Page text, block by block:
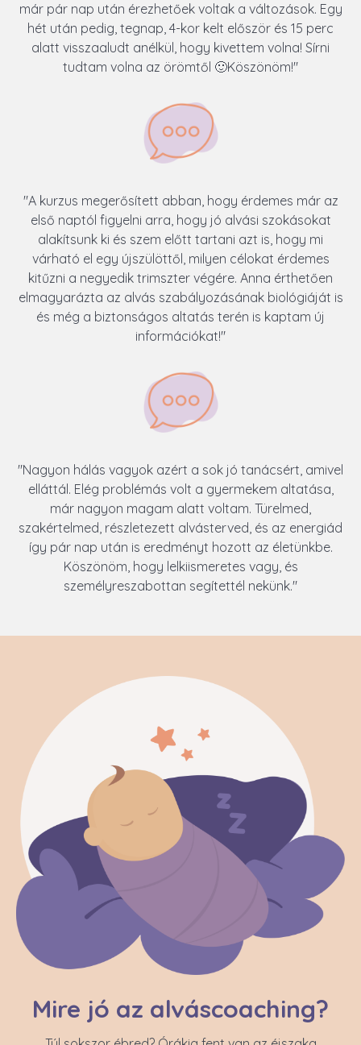
már pár nap után érezhetőek voltak a változások. Egy
hét után pedig, tegnap, 4-kor kelt először és 15 perc
alatt visszaaludt anélkül, hogy kivettem volna! Sírni
tudtam volna az örömtől 🙂Köszönöm!"
"A kurzus megerősített abban, hogy érdemes már az
első naptól figyelni arra, hogy jó alvási szokásokat
alakítsunk ki és szem előtt tartani azt is, hogy mi
várható el egy újszülöttől, milyen célokat érdemes
kitűzni a negyedik trimszter végére. Anna érthetően
elmagyarázta az alvás szabályozásának biológiáját is
és még a biztonságos altatás terén is kaptam új
információkat!"
"Nagyon hálás vagyok azért a sok jó tanácsért, amivel
elláttál. Elég problémás volt a gyermekem altatása,
már nagyon magam alatt voltam. Türelmed,
szakértelmed, részletezett alvásterved, és az energiád
így pár nap után is eredményt hozott az életünkbe.
Köszönöm, hogy lelkiismeretes vagy, és
személyreszabottan segítettél nekünk."
Mire jó az alváscoaching?